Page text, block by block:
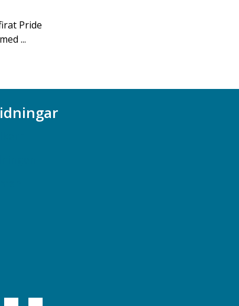
Pride
...